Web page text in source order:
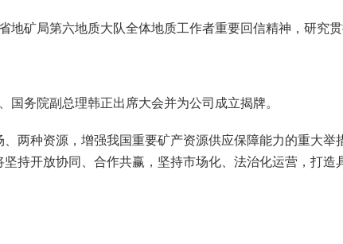
矿局第六地质大队全体地质工作者重要回信精神，研究贯
务院副总理韩正出席大会并为公司成立揭牌。
种资源，增强我国重要矿产资源供应保障能力的重大举
持开放协同、合作共赢，坚持市场化、法治化运营，打